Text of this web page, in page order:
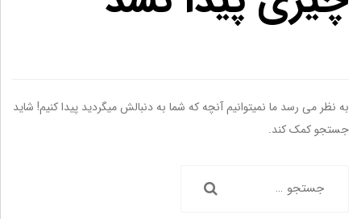
به نظر می رسد ما نمیتوانیم آنچه که شما به دنبالش میگردید پیدا کنیم! شاید
جستجو کمک کند.